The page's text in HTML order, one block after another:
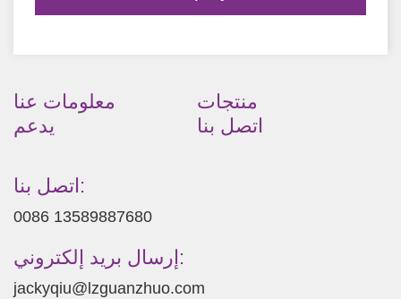
معلومات عنا
منتجات
يدعم
اتصل بنا
اتصل بنا:
0086 13589887680
إرسال بريد إلكتروني:
jackyqiu@lzguanzhuo.com